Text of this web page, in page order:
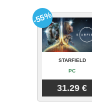
STARFIELD
PC
31.29 €
-55%